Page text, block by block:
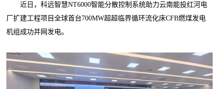
近日，科远智慧NT6000智能分散控制系统助力云南能投红河电
厂扩建工程项目全球首台700MW超超临界循环流化床CFB燃煤发电
机组成功并网发电。